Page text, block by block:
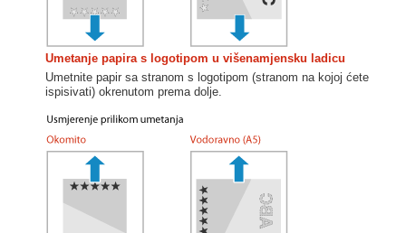
Umetanje papira s logotipom u višenamjensku ladicu
Umetnite papir sa stranom s logotipom (stranom na kojoj ćete
ispisivati) okrenutom prema dolje.